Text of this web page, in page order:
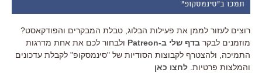
תמכו ב"סינמסקופ"
רוצים לעזור לממן את פעילות הבלוג, טבלת המבקרים והפודקאסט?
מוזמנים לבקר בדף שלי ב-Patreon
ולבחור לכם את אחת מדרגות
התמיכה, ולהצטרף לקבוצות הסודיות של "סינמסקופ" לקבלת עדכונים
והמלצות פרטיות. לחצו כאן